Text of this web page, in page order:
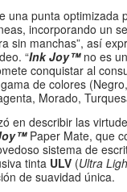
una punta optimizada
incorporando un
sin manchas”, así
“Ink Joy™no es
conquistar al
de colores
Morado,
en describir las
™Paper Mate, que
sistema de
tinta ULV (Ultra
de suavidad única­.